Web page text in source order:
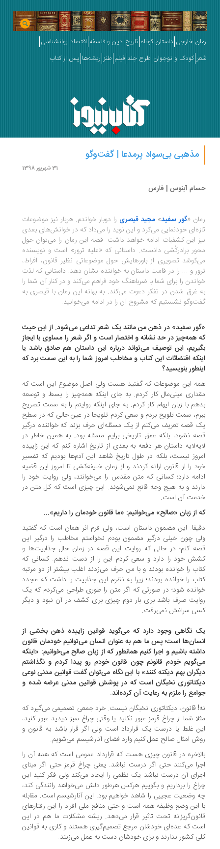
خارجی داستان کوتاه تاریخ دین و فلسفه اقتصاد روانشناسی
کودک و نوجوان طرح جلد فیلم طنز ریشه‌ها پس از کتاب
مذهبی بی‌سواد پرمدعا | گفت‌وگو
آبنوس | فارس
گور سفید»مجید قیصریرا دوبار خواندم. هربار نیز موضوعات
خودنمایی می‌‌کرد و این نوید را می‌داد که در خوانش‌های بعدی
این کشفیات ادامه خواهد داشت. قصه این رمان را می‌توان حول
برادرکُشی دانست. داستانی که «علیه ترور» است و نویسنده
تصویری از باورهایش حول موضوعاتی نظیر قانون، افراط،
و ... را در قامت داستان به خواننده نشان دهد. داستانی که لذت
را برای شما با ضرباهنگ خود فراهم می‌کند و در کنار آن شما را
غرق شدن در تفکر دعوت می‌کند. به بهانه این رمان با قیصری به
نشستیم که مشروح آن را در ادامه می‌خوانید.
سفید» در ذهن من مانند یک شعر تداعی می‌شود. از این حیث
همه‌چیز در حد نشانه و اختصار است و اگر شعر را مساوی با ایجاز
این توصیف می‌تواند درباره این داستان هم صادق باشد یا
اقتضائات این کتاب و مخاطب امروز شما را به این سمت برد که
بنویسید؟
این موضوعات که گفتید هست ولی اصل موضوع این است که
مینی‌مال کار کردم. به جای اینکه همه‌چیز را بسط و توسعه
با زبان ایهام کار کردم. به جای اینکه روایتم را به سمت تصریح
سمت تلویح بردم و سعی کردم تلویحا در عین حالی که در سطح
قصه تعریف می‌کنم از یک مسئله‌ای حرف بزنم که خواننده درگیر
نشود، بلکه عمق تاریخی برایم مسئله بود. به همین خاطر در
داستان هر دفعه به بعدی از تاریخ اشاره کنم که این زاییده
نیست، بلکه در طول تاریخ شاهد این آدم‌ها بودیم که تفسیر
را از قانون ارائه کردند و از زمان خلیفه‌کشی تا امروز این قضیه
دارد؛ کسانی که متن مقدس را می‌خوانند، ولی روایت خود را
و به هیچ وجه قانع نمی‌شوند. این چیزی است که کل متن در
آن است.
از زبان «صالح» می‌خوانیم: «ما قانون خودمان را داریم»...
این مضمون داستان است، ولی فرم اثر همان است که گفتید
چون خیلی درگیر مضمون بودم نخواستم مخاطب را درگیر این
کنم؛ در حالی که روایت این قصه در زمان حال جذابیت‌ها و
خود را دارد و سعی کردم این را از دست ندهم. کسانی که
را خوانده بودند و با من حرف می‌زدند اغلب بیشتر از دو مرتبه
را خوانده بودند؛ زیرا به نظرم این جذابیت را داشت که مجدد
شود؛ در صورتی که اگر متن را طوری طراحی می‌کردم که یک
صرف باشد برای بار دوم چیزی برای کشف در آن نبود و دیگر
سراغش نمی‌رفت.
نگاهی وجود دارد که می‌گوید قوانین زاییده ذهن بخشی از
است؛ پس ما هم به عنوان انسان می‌توانیم خودمان قانون
باشیم و اجرا کنیم همانطور که از زبان صالح می‌خوانیم: «اینکه
خودم قانونم چون قانون خودم رو پیدا کردم و نگذاشتم
بهم دیکته کنند» با این نگاه می‌توان گفت قوانین مدنی نوعی
نخبگان است که در پوشش قوانین مدنی عرضه شده و
را ملزم به رعایت آن کرده‌اند.
قانون، دیکتاتوری نخبگان نیست. خرد جمعی تصمیمی می‌گیرد که
شما از چراغ قرمز عبور نکنید یا وقتی چراغ سبز دیدید عبور کنید،
غلط یا درست یک قرارداد است ولی اگر قرار باشد به قانون و
امثال صالح عمل کنیم وارد فضای آنارشیسم می‌شویم.
در قانون چیزی هست که قرارداد عمومی است که همه آن را
می‌کنند حتی اگر درست نباشد. یعنی چراغ قرمز حتی اگر مبنای
آن درست نباشد یک نظمی را ایجاد می‌کند ولی فکر کنید این
را برداریم و بگوییم هرکس هرطور دلش می‌خواهد رانندگی کند،
وضعیت عجیبی را شاهد خواهیم بود. این آنارشیسم است. مقابله
این وضع وظیفه همه است و حتی منافع ملی افراد را این رفتارهای
تحت تاثیر قرار می‌دهد. ریشه مشکلات ما هم در این
که عده‌ای خودشان مرجع تصمیم‌گیری هستند و کاری به قوانین
کشور ندارند و برای خودشان دست به عمل می‌زنند.